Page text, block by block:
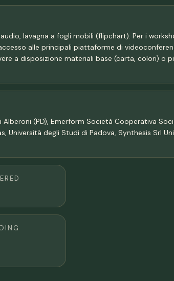
lavagna a fogli mobili (flipchart). Per i
alle principali piattaforme di
a disposizione materiali base (carta, colori) o
Alberoni (PD), Emerform Società Cooperativa
Università degli Studi di Padova, Synthesis Srl